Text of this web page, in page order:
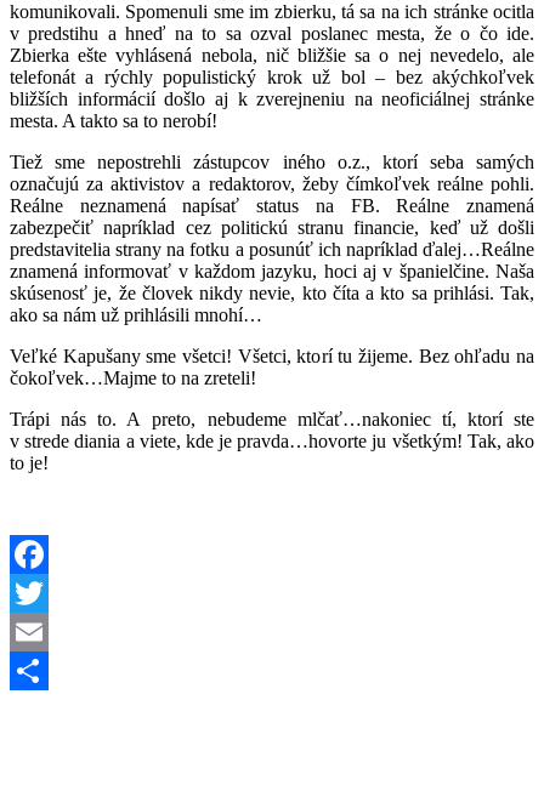
komunikovali. Spomenuli sme im zbierku, tá sa na ich stránke ocitla
v predstihu a hneď na to sa ozval poslanec mesta, že o čo ide.
Zbierka ešte vyhlásená nebola, nič bližšie sa o nej nevedelo, ale
telefonát a rýchly populistický krok už bol – bez akýchkoľvek
bližších informácií došlo aj k zverejneniu na neoficiálnej stránke
mesta. A takto sa to nerobí!
Tiež sme nepostrehli zástupcov iného o.z., ktorí seba samých
označujú za aktivistov a redaktorov, žeby čímkoľvek reálne pohli.
Reálne neznamená napísať status na FB. Reálne znamená
zabezpečiť napríklad cez politickú stranu financie, keď už došli
predstavitelia strany na fotku a posunúť ich napríklad ďalej…Reálne
znamená informovať v každom jazyku, hoci aj v španielčine. Naša
skúsenosť je, že človek nikdy nevie, kto číta a kto sa prihlási. Tak,
ako sa nám už prihlásili mnohí…
Veľké Kapušany sme všetci! Všetci, ktorí tu žijeme. Bez ohľadu na
čokoľvek…Majme to na zreteli!
Trápi nás to. A preto, nebudeme mlčať…nakoniec tí, ktorí ste
v strede diania a viete, kde je pravda…hovorte ju všetkým! Tak, ako
to je!
Facebook
Twitter
Email